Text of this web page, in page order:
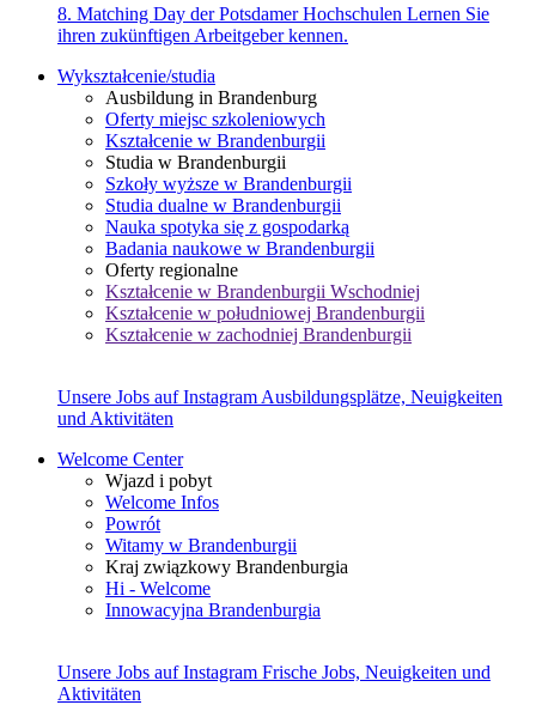
8. Matching Day der Potsdamer Hochschulen Lernen Sie
ihren zukünftigen Arbeitgeber kennen.
Wykształcenie/studia
Ausbildung in Brandenburg
Oferty miejsc szkoleniowych
Kształcenie w Brandenburgii
Studia w Brandenburgii
Szkoły wyższe w Brandenburgii
Studia dualne w Brandenburgii
Nauka spotyka się z gospodarką
Badania naukowe w Brandenburgii
Oferty regionalne
Kształcenie w Brandenburgii Wschodniej
Kształcenie w południowej Brandenburgii
Kształcenie w zachodniej Brandenburgii
Unsere Jobs auf Instagram Ausbildungsplätze, Neuigkeiten
und Aktivitäten
Welcome Center
Wjazd i pobyt
Welcome Infos
Powrót
Witamy w Brandenburgii
Kraj związkowy Brandenburgia
Hi - Welcome
Innowacyjna Brandenburgia
Unsere Jobs auf Instagram Frische Jobs, Neuigkeiten und
Aktivitäten